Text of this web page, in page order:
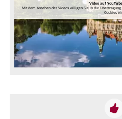
Video auf
Mit dem Ansehen des Videos willigen Sie in die
Cookies